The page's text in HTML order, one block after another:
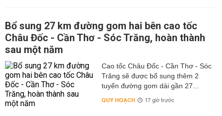
Bổ sung 27 km đường gom hai bên cao tốc
Châu Đốc - Cần Thơ - Sóc Trăng, hoàn thành
sau một năm
Cao tốc Châu Đốc - Cần Thơ - Sóc
Trăng sẽ được bổ sung thêm 2
tuyến đường gom dài gần 27...
QUY HOẠCH 17 giờ trước